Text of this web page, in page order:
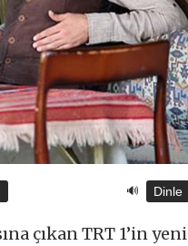
🔊 Dinle
çıkan TRT 1’in yeni